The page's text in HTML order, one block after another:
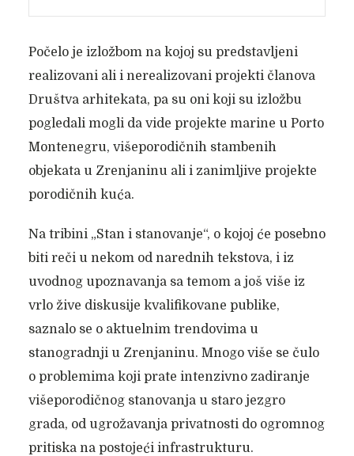
Počelo je izložbom na kojoj su predstavljeni
realizovani ali i nerealizovani projekti članova
Društva arhitekata, pa su oni koji su izložbu
pogledali mogli da vide projekte marine u Porto
Montenegru, višeporodičnih stambenih
objekata u Zrenjaninu ali i zanimljive projekte
porodičnih kuća.
Na tribini „Stan i stanovanje“, o kojoj će posebno
biti reči u nekom od narednih tekstova, i iz
uvodnog upoznavanja sa temom a još više iz
vrlo žive diskusije kvalifikovane publike,
saznalo se o aktuelnim trendovima u
stanogradnji u Zrenjaninu. Mnogo više se čulo
o problemima koji prate intenzivno zadiranje
višeporodičnog stanovanja u staro jezgro
grada, od ugrožavanja privatnosti do ogromnog
pritiska na postojeći infrastrukturu.